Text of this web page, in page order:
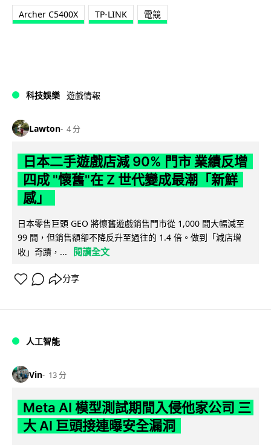
Archer C5400X TP-LINK 電競
科技娛樂 遊戲情報
Lawton 4 分
日本二手遊戲店減 90% 門市 業績反增
四成 "懷舊"在 Z 世代變成最潮「新鮮
感」
日本零售巨頭 GEO 將懷舊遊戲銷售門市從 1,000 間大幅減至
99 間，但銷售額卻不降反升至過往的 1.4 倍。做到「減店增
收」奇蹟，...
閱讀全文
分享
人工智能
Vin 13 分
Meta AI 模型測試期間入侵他家公司 三
大 AI 巨頭接連曝安全漏洞